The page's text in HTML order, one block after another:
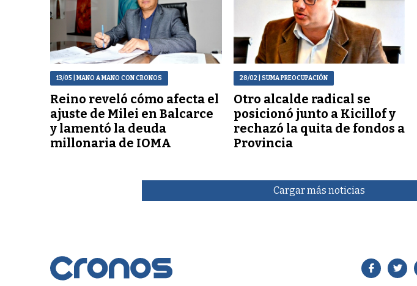
13/05 | MANO A MANO CON CRONOS
Reino reveló cómo afecta el
ajuste de Milei en Balcarce
y lamentó la deuda
millonaria de IOMA
28/02| SUMA PREOCUPACIÓN
Otro alcalde radical se
posicionó junto a Kicillof y
rechazó la quita de fondos a
Provincia
Cargar más noticias